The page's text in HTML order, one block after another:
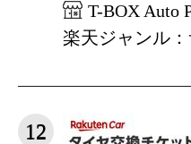
T-BOX Auto
楽天ジャンル
12